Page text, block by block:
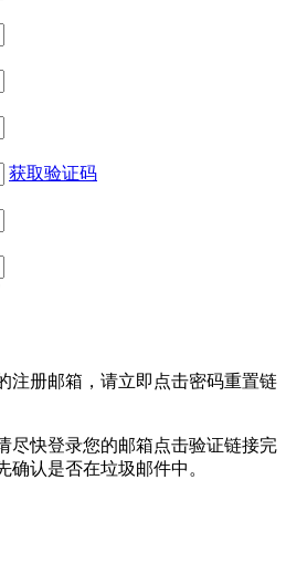
获取验证码
注册邮箱，请立即点击密码重置链
尽快登录您的邮箱点击验证链接完
确认是否在垃圾邮件中。